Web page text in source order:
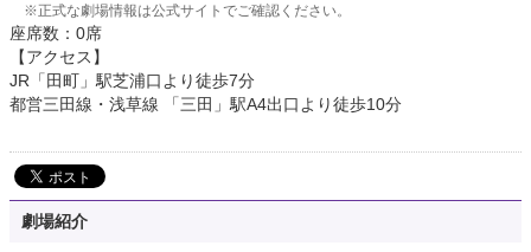
※正式な劇場情報は公式サイトでご確認ください。
座席数：0席
【アクセス】
JR「田町」駅芝浦口より徒歩7分
都営三田線・浅草線 「三田」駅A4出口より徒歩10分
劇場紹介